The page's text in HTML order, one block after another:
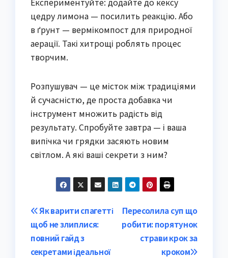
цедру лимона — посилить реакцію. Або
в ґрунт — вермікомпост для природної
аерації. Такі хитрощі роблять процес
творчим.
Розпушувач — це місток між традиціями
й сучасністю, де проста добавка чи
інструмент множить радість від
результату. Спробуйте завтра — і ваша
випічка чи грядки засяють новим
світлом. А які ваші секрети з ним?
Post
navigation
Пересолила суп що
робити: порятунок
страви крок за
кроком
Як варити спагетті
щоб не злиплися:
повний гайд з
секретами ідеальної